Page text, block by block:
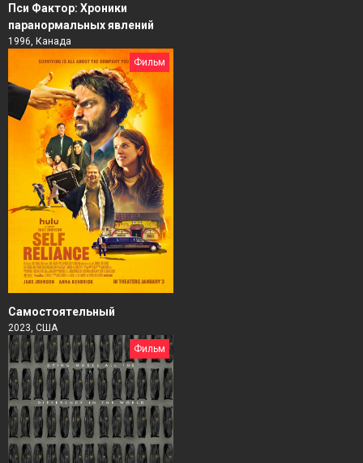
Пси Фактор: Хроники
паранормальных явлений
1996, Канада
Фильм
Самостоятельный
2023, США
Фильм